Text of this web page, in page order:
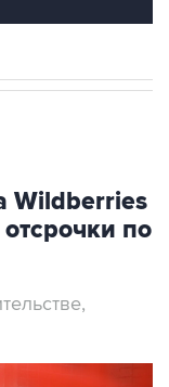
Wildberries
по